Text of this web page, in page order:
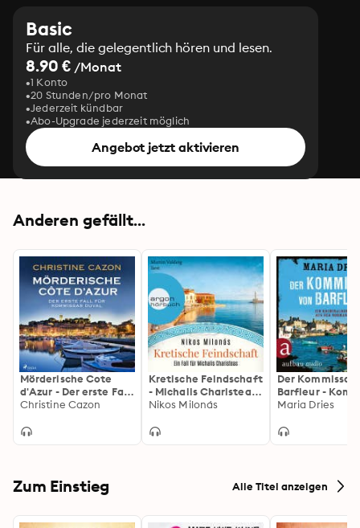
Basic
Für alle, die gelegentlich hören und lesen.
8.90 € /Monat
1 Konto
20 Stunden/pro Monat
Jederzeit kündbar
Abo-Upgrade jederzeit möglich
Angebot jetzt aktivieren
Anderen gefällt...
Mörderische Cote
d'Azur - Der erste Fall
für Kommissar Duval
ermittelt, Band 1)
Christine Cazon
Kretische Feindschaft
- Michalis Charisteas
Serie, Band 1
Nikos Milonás
Der Kommissar
Barfleur -
Philippe
der Normandie,
1
Maria Dries
Zum Einstieg Alle Titel anzeigen